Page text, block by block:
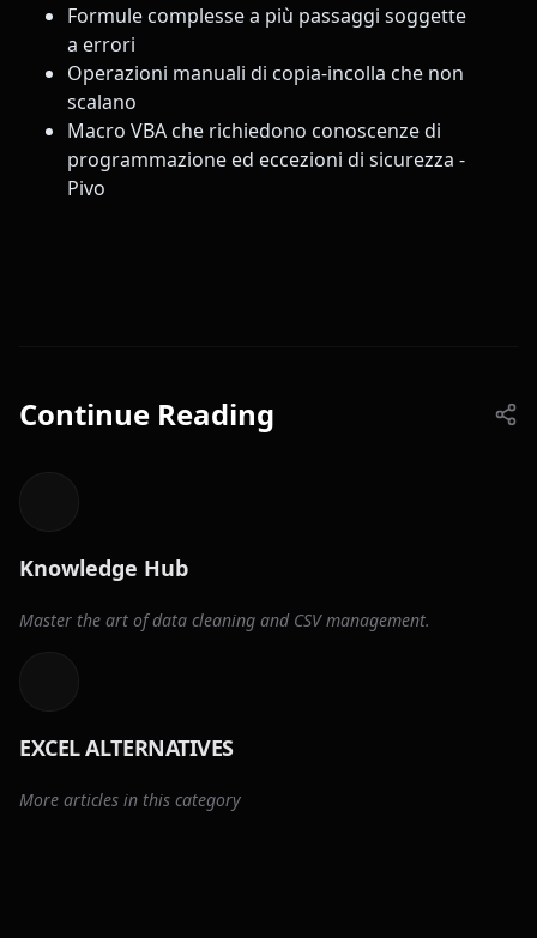
Formule complesse a più passaggi soggette
a errori
Operazioni manuali di copia-incolla che non
scalano
Macro VBA che richiedono conoscenze di
programmazione ed eccezioni di sicurezza -
Pivo
Continue Reading
Knowledge Hub
Master the art of data cleaning and CSV management.
EXCEL ALTERNATIVES
More articles in this category